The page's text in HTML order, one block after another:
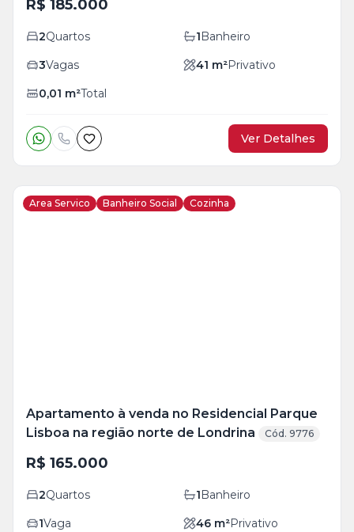
R$ 185.000
2Quartos 1Banheiro
3Vagas 41 m²Privativo
0,01 m²Total
Ver Detalhes
Area Servico Banheiro Social Cozinha
Apartamento à venda no Residencial Parque
Lisboa na região norte de Londrina
Cód. 9776
R$ 165.000
2Quartos 1Banheiro
1Vaga 46 m²Privativo